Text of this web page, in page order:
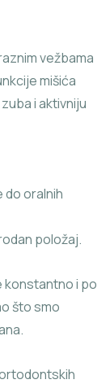
vežbama
mišića
i aktivniju
do oralnih
položaj.
konstantno i po
što smo